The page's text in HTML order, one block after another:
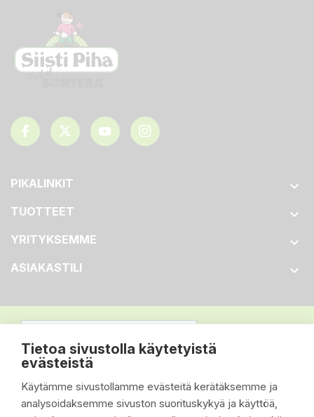
Tietoa sivustolla käytetyistä
evästeistä
Käytämme sivustollamme evästeitä kerätäksemme ja
analysoidaksemme sivuston suorituskykyä ja käyttöä,
PIKALINKIT 
TUOTTEET 
YRITYKSEMME 
ASIAKASTILI 